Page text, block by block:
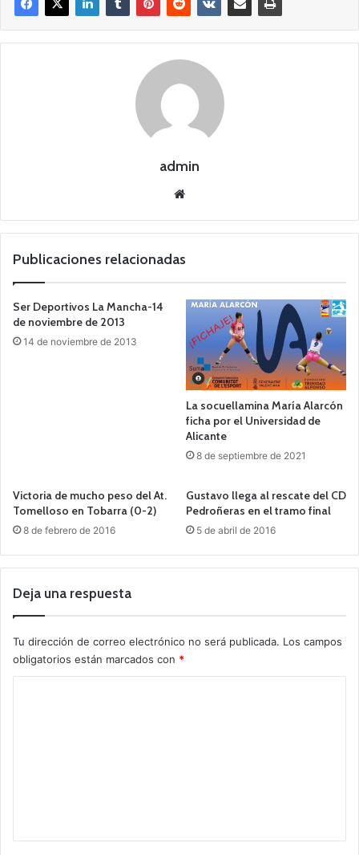
admin
we
Publicaciones relacionadas
Ser Deportivos La Mancha-14
de noviembre de 2013
14 de noviembre de 2013
La socuellamina María Alarcón
ficha por el Universidad de
Alicante
8 de septiembre de 2021
Victoria de mucho peso del At.
Tomelloso en Tobarra (0-2)
8 de febrero de 2016
Gustavo llega al rescate del CD
Pedroñeras en el tramo final
5 de abril de 2016
Deja una respuesta
Tu dirección de correo electrónico no será publicada. Los campos
obligatorios están marcados con *